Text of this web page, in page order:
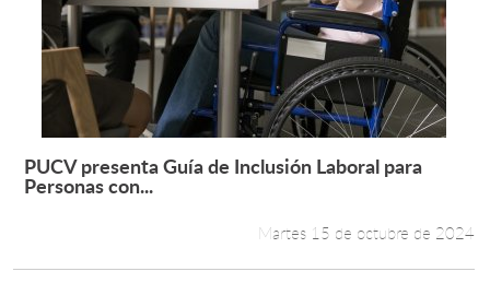
Leer más +
PUCV presenta Guía de Inclusión Laboral para
Personas con...
Martes 15 de octubre de 2024